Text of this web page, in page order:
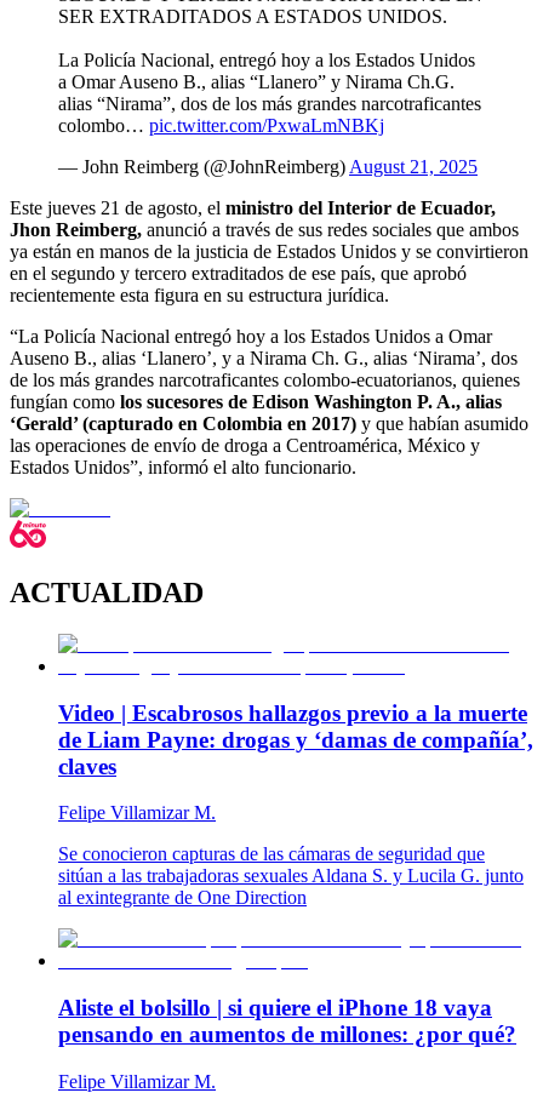
SER EXTRADITADOS A ESTADOS UNIDOS.
La Policía Nacional, entregó hoy a los Estados Unidos
a Omar Auseno B., alias “Llanero” y Nirama Ch.G.
alias “Nirama”, dos de los más grandes narcotraficantes
colombo… pic.twitter.com/PxwaLmNBKj
— John Reimberg (@JohnReimberg) August 21, 2025
Este jueves 21 de agosto, el ministro del Interior de Ecuador,
Jhon Reimberg, anunció a través de sus redes sociales que ambos
ya están en manos de la justicia de Estados Unidos y se convirtieron
en el segundo y tercero extraditados de ese país, que aprobó
recientemente esta figura en su estructura jurídica.
“La Policía Nacional entregó hoy a los Estados Unidos a Omar
Auseno B., alias ‘Llanero’, y a Nirama Ch. G., alias ‘Nirama’, dos
de los más grandes narcotraficantes colombo-ecuatorianos, quienes
fungían como los sucesores de Edison Washington P. A., alias
‘Gerald’ (capturado en Colombia en 2017) y que habían asumido
las operaciones de envío de droga a Centroamérica, México y
Estados Unidos”, informó el alto funcionario.
ACTUALIDAD
Video | Escabrosos hallazgos previo a la muerte
de Liam Payne: drogas y ‘damas de compañía’,
claves
Felipe Villamizar M.
Se conocieron capturas de las cámaras de seguridad que
sitúan a las trabajadoras sexuales Aldana S. y Lucila G. junto
al exintegrante de One Direction
Aliste el bolsillo | si quiere el iPhone 18 vaya
pensando en aumentos de millones: ¿por qué?
Felipe Villamizar M.